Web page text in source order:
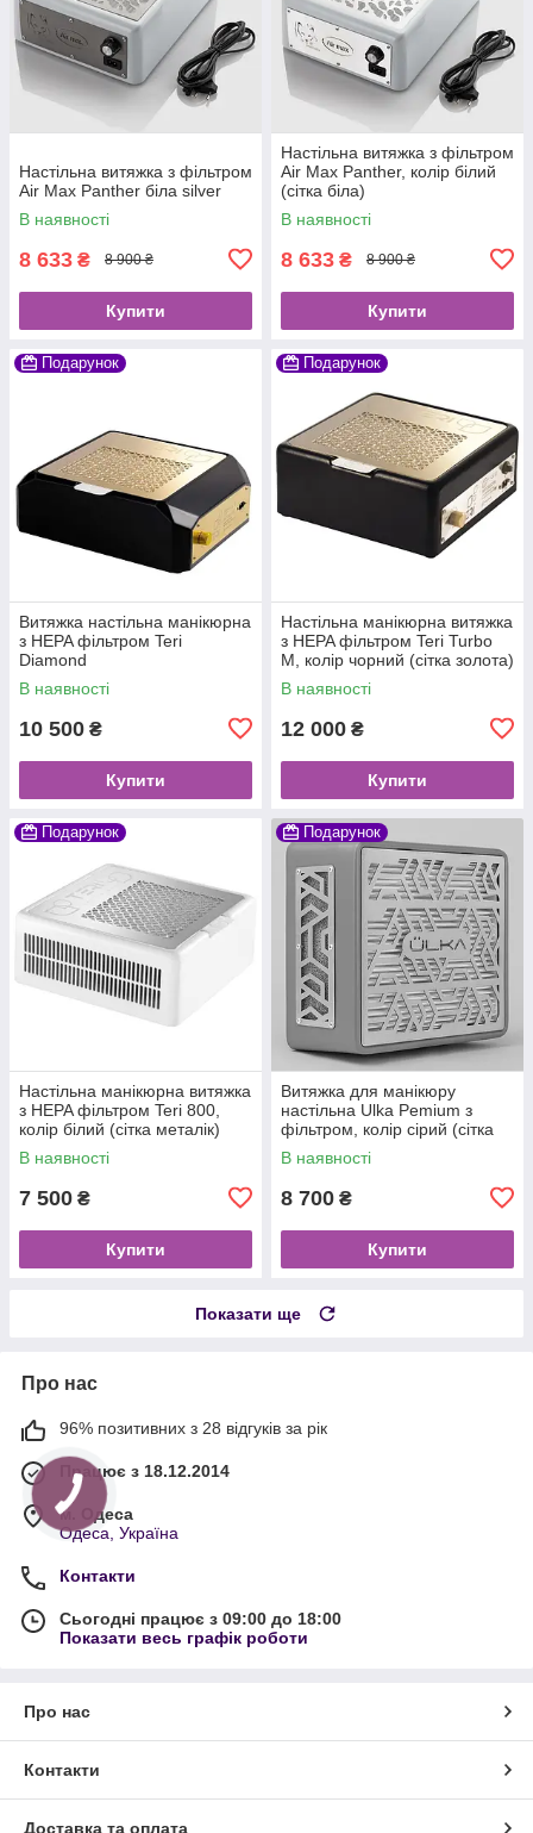
Настільна витяжка з фільтром
Air Max Panther біла silver
В наявності
8 633 ₴ 8 900 ₴
Купити
Настільна витяжка з фільтром
Air Max Panther, колір білий
(сітка біла)
В наявності
8 633 ₴ 8 900 ₴
Купити
Подарунок
Витяжка настільна манікюрна
з HEPA фільтром Teri
Diamond
В наявності
10 500 ₴
Купити
Подарунок
Настільна манікюрна витяжка
з HEPA фільтром Teri Turbo
M, колір чорний (сітка золота)
В наявності
12 000 ₴
Купити
Подарунок
Настільна манікюрна витяжка
з HEPA фільтром Teri 800,
колір білий (сітка металік)
В наявності
7 500 ₴
Купити
Подарунок
Витяжка для манікюру
настільна Ulka Pemium з
фільтром, колір сірий (сітка
металік)
В наявності
8 700 ₴
Купити
Показати ще
Про нас
96% позитивних з 28 відгуків за рік
Працює з 18.12.2014
м. Одеса
Одеса, Україна
Контакти
Сьогодні працює з 09:00 до 18:00
Показати весь графік роботи
Про нас
Контакти
Доставка та оплата